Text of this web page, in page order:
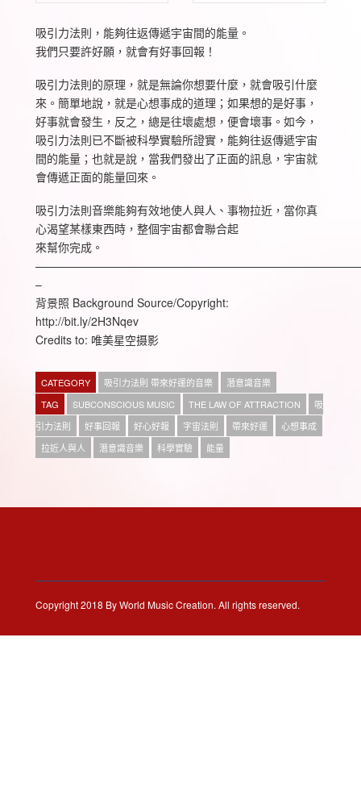
吸引力法則，能夠往返傳遞宇宙間的能量。
我們只要許好願，就會有好事回報！
吸引力法則的原理，就是無論你想要什麼，就會吸引什麼
來。簡單地說，就是心想事成的道理；如果想的是好事，
好事就會發生，反之，總是往壞處想，便會壞事。如今，
吸引力法則已不斷被科學實驗所證實，能夠往返傳遞宇宙
間的能量；也就是說，當我們發出了正面的訊息，宇宙就
會傳遞正面的能量回來。
吸引力法則音樂能夠有效地使人與人、事物拉近，當你真
心渴望某樣東西時，整個宇宙都會聯合起
來幫你完成。
–
背景照 Background Source/Copyright:
http://bit.ly/2H3Nqev
Credits to: 唯美星空摄影
CATEGORY 吸引力法則 帶來好運的音樂
潛意識音樂
TAG
SUBCONSCIOUS MUSIC THE LAW OF ATTRACTION
吸
引力法則
好事回報 好心好報 字宙法則 帶來好運
心想事成
拉近人與人
潛意識音樂 科學實驗 能量
Copyright 2018 By World Music Creation. All rights reserved.